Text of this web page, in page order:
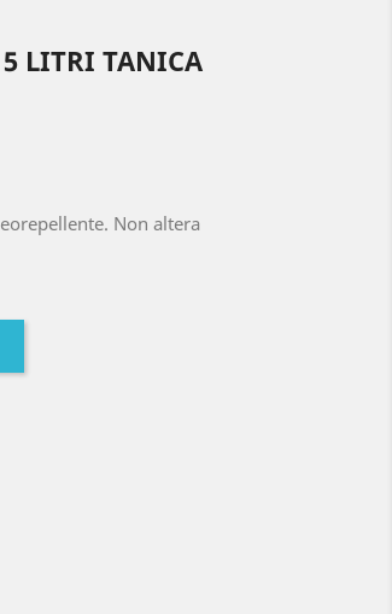
LITRI TANICA
Non altera